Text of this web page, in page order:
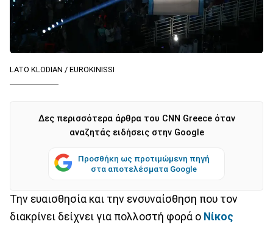
LATO KLODIAN / EUROKINISSI
Δες περισσότερα άρθρα του CNN Greece όταν
αναζητάς ειδήσεις στην Google
Προσθήκη ως προτιμώμενη πηγή
στα αποτελέσματα Google
Την ευαισθησία και την ενσυναίσθηση που τον
διακρίνει δείχνει για πολλοστή φορά ο Νίκος